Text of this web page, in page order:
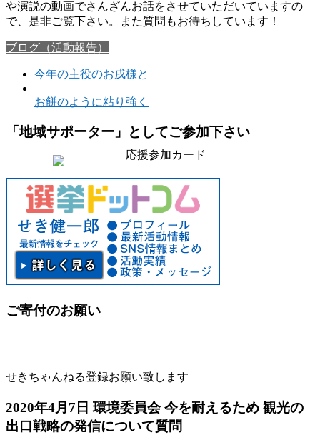
や演説の動画でさんざんお話をさせていただいていますの
で、是非ご覧下さい。また質問もお待ちしています！
ブログ（活動報告）
今年の主役のお戌様と
お餅のように粘り強く
「地域サポーター」としてご参加下さい
ご寄付のお願い
せきちゃんねる登録お願い致します
2020年4月7日 環境委員会 今を耐えるため 観光の
出口戦略の発信について質問